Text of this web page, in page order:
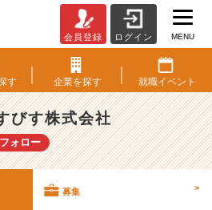
会員登録 ログイン MENU
す 企業を探す 就職イベント
びす株式会社
ォロー
募集 >